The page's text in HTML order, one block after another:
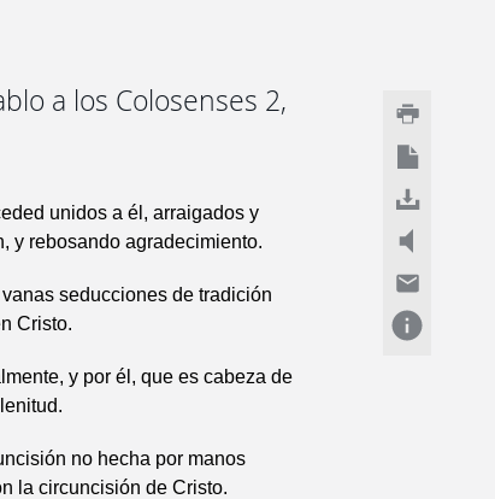
a los Colosenses 2,
unidos a él, arraigados y
y rebosando agradecimiento.
seducciones de tradición
Cristo.
y por él, que es cabeza de
no hecha por manos
la circuncisión de Cristo.